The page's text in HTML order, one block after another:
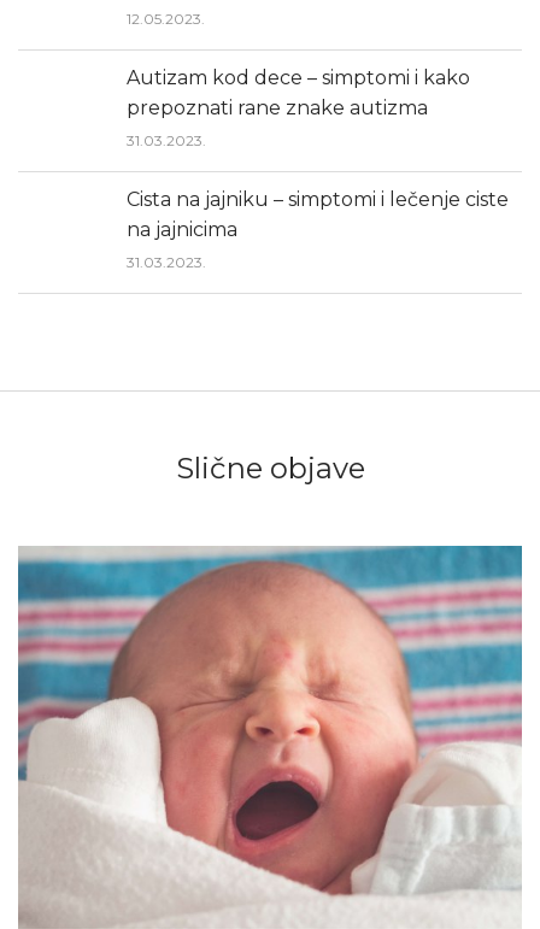
12.05.2023.
Autizam kod dece – simptomi i kako
prepoznati rane znake autizma
31.03.2023.
Cista na jajniku – simptomi i lečenje ciste
na jajnicima
31.03.2023.
Slične objave